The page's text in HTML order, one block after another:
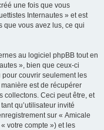
une fois que vous
Internautes » et est
que vous avez lus, ce qui
au logiciel phpBB tout en
», bien que ceux-ci
couvrir seulement les
est de récupérer
collectons. Ceci peut être, et
qu’utilisateur invité
sur « Amicale
votre compte ») et les